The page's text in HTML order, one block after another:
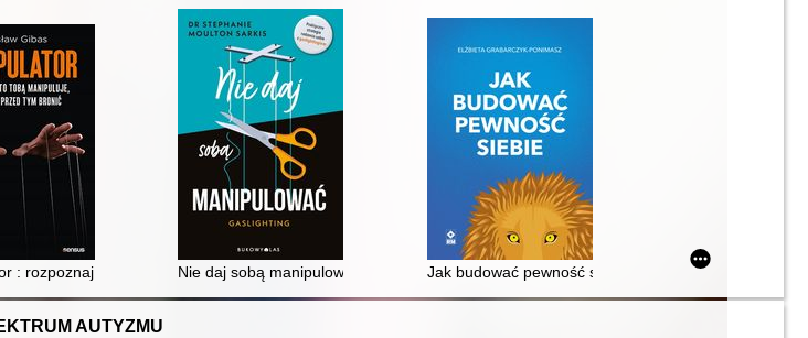
cieszyć się życiem
dla nastolatków
: rozpoznaj, kto tobą manipuluje, i naucz się przed tym bronić
Nie daj sobą manipulować : gaslightingJak budować pewność siebie
AUTYZMU